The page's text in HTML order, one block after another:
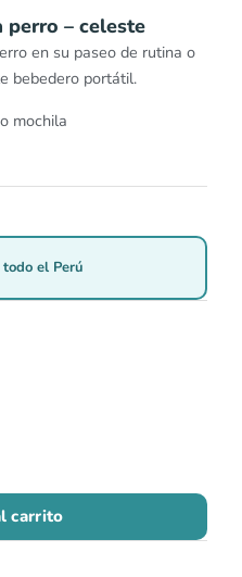
– celeste
en su paseo de rutina o
bebedero portátil.
mochila
el Perú
carrito